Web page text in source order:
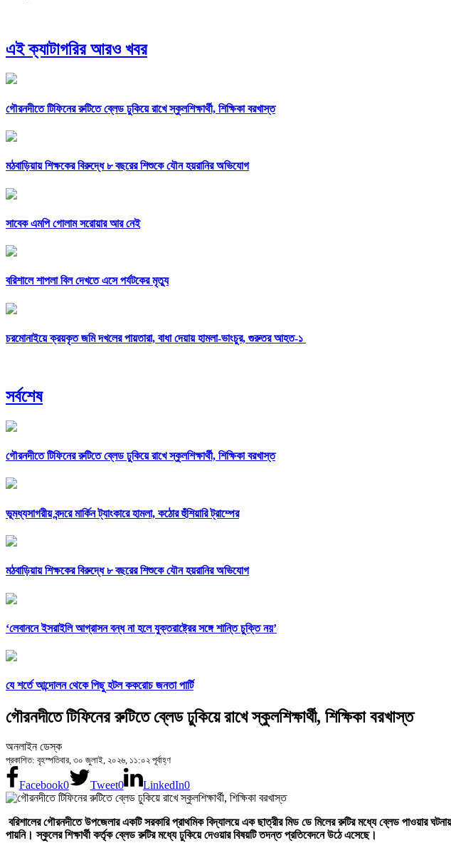
এই ক্যাটাগরির আরও খবর
গৌরনদীতে টিফিনের রুটিতে ব্লেড ঢুকিয়ে রাখে স্কুলশিক্ষার্থী, শিক্ষিকা বরখাস্ত
মঠবাড়িয়ায় শিক্ষকের বিরুদ্ধে ৮ বছরের শিশুকে যৌন হয়রানির অভিযোগ
সাবেক এমপি গোলাম সরোয়ার আর নেই
বরিশালে শাপলা বিল দেখতে এসে পর্যটকের মৃত্যু
চরমোনাইয়ে ক্রয়কৃত জমি দখলের পায়তারা, বাধা দেয়ায় হামলা-ভাংচুর, গুরুতর আহত-১
সর্বশেষ
গৌরনদীতে টিফিনের রুটিতে ব্লেড ঢুকিয়ে রাখে স্কুলশিক্ষার্থী, শিক্ষিকা বরখাস্ত
ভূমধ্যসাগরীয় বন্দরে মার্কিন ট্যাংকারে হামলা, কঠোর হুঁশিয়ারি ট্রাম্পের
মঠবাড়িয়ায় শিক্ষকের বিরুদ্ধে ৮ বছরের শিশুকে যৌন হয়রানির অভিযোগ
‘লেবাননে ইসরাইলি আগ্রাসন বন্ধ না হলে যুক্তরাষ্ট্রের সঙ্গে শান্তি চুক্তি নয়’
যে শর্তে আন্দোলন থেকে পিছু হটল ককরোচ জনতা পার্টি
গৌরনদীতে টিফিনের রুটিতে ব্লেড ঢুকিয়ে রাখে স্কুলশিক্ষার্থী, শিক্ষিকা বরখাস্ত
অনলাইন ডেস্ক
প্রকাশিত: বৃহস্পতিবার, ৩০ জুলাই, ২০২৬, ১১:০২ পূর্বাহ্ণ
Facebook0 Tweet0 LinkedIn0
বরিশালের গৌরনদীতে উপজেলার একটি সরকারি প্রাথমিক বিদ্যালয়ে এক ছাত্রীর মিড ডে মিলের রুটির মধ্যে ব্লেড পাওয়ার
পায়নি। স্কুলের শিক্ষার্থী কর্তৃক ব্লেড রুটির মধ্যে ঢুকিয়ে দেওয়ার বিষয়টি তদন্ত প্রতিবেদনে উঠে এসেছে।